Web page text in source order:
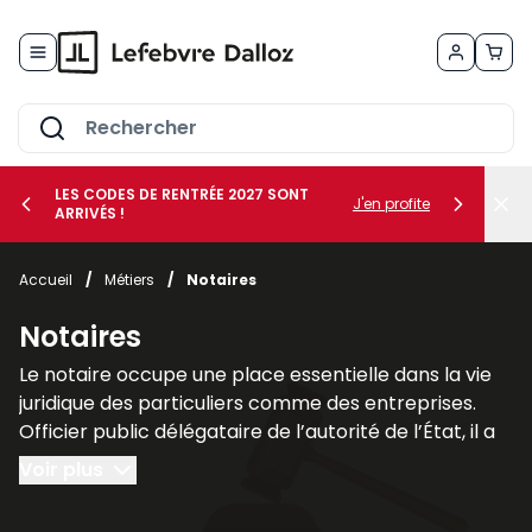
le sous-menu Vos métiers
le sous-menu Vos besoins
LES CODES DE RENTRÉE 2027 SONT
ARRIVÉS !
J'en profite
Accueil / Métiers / Notaires
Notaires
Le notaire occupe une place essentielle dans la vie
juridique des particuliers comme des entreprises.
Officier public délégataire de l’autorité de l’État, il a
pour mission d’authentifier les actes, de garantir leur
sécurité juridique et d’assurer leur conservation. Son